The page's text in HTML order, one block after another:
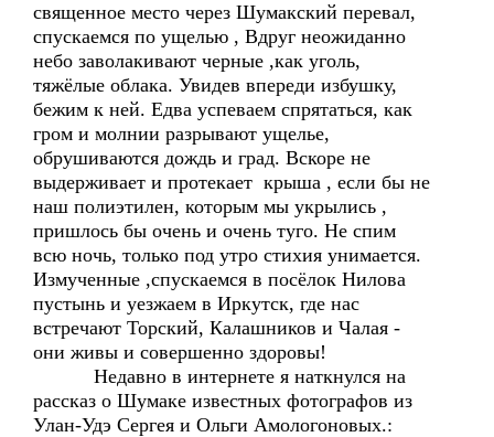
священное место через Шумакский перевал,
спускаемся по ущелью , Вдруг неожиданно
небо заволакивают черные ,как уголь,
тяжёлые облака. Увидев впереди избушку,
бежим к ней. Едва успеваем спрятаться, как
гром и молнии разрывают ущелье,
обрушиваются дождь и град. Вскоре не
выдерживает и протекает крыша , если бы не
наш полиэтилен, которым мы укрылись ,
пришлось бы очень и очень туго. Не спим
всю ночь, только под утро стихия унимается.
Измученные ,спускаемся в посёлок Нилова
пустынь и уезжаем в Иркутск, где нас
встречают Торский, Калашников и Чалая -
они живы и совершенно здоровы!
Недавно в интернете я наткнулся на
рассказ о Шумаке известных фотографов из
Улан-Удэ Сергея и Ольги Амологоновых.: